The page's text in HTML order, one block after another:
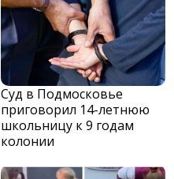
Суд в Подмосковье
приговорил 14-летнюю
школьницу к 9 годам
колонии